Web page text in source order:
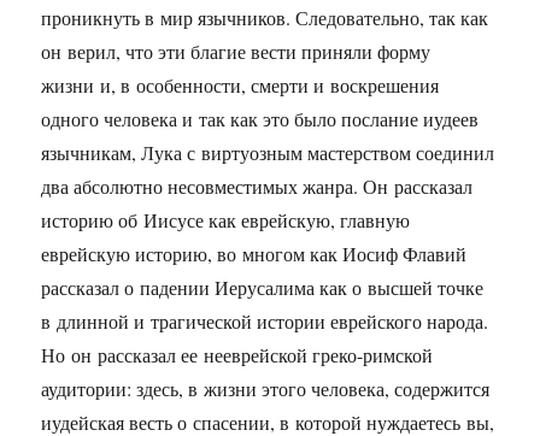
проникнуть в мир язычников. Следовательно, так как
он верил, что эти благие вести приняли форму
жизни и, в особенности, смерти и воскрешения
одного человека и так как это было послание иудеев
язычникам, Лука с виртуозным мастерством соединил
два абсолютно несовместимых жанра. Он рассказал
историю об Иисусе как еврейскую, главную
еврейскую историю, во многом как Иосиф Флавий
рассказал о падении Иерусалима как о высшей точке
в длинной и трагической истории еврейского народа.
Но он рассказал ее нееврейской греко-римской
аудитории: здесь, в жизни этого человека, содержится
иудейская весть о спасении, в которой нуждаетесь вы,